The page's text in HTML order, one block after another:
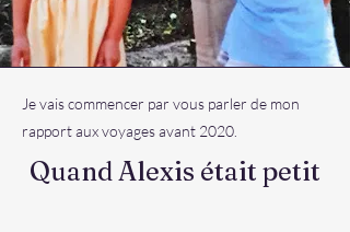
Je vais commencer par vous parler de mon
rapport aux voyages avant 2020.
Quand Alexis était petit